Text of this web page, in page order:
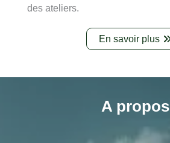
des ateliers.
En savoir plus
A propos